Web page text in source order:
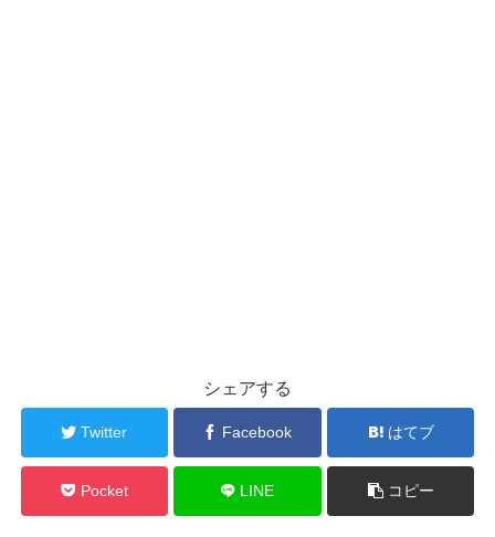
シェアする
Twitter Facebook はてブ
Pocket LINE コピー